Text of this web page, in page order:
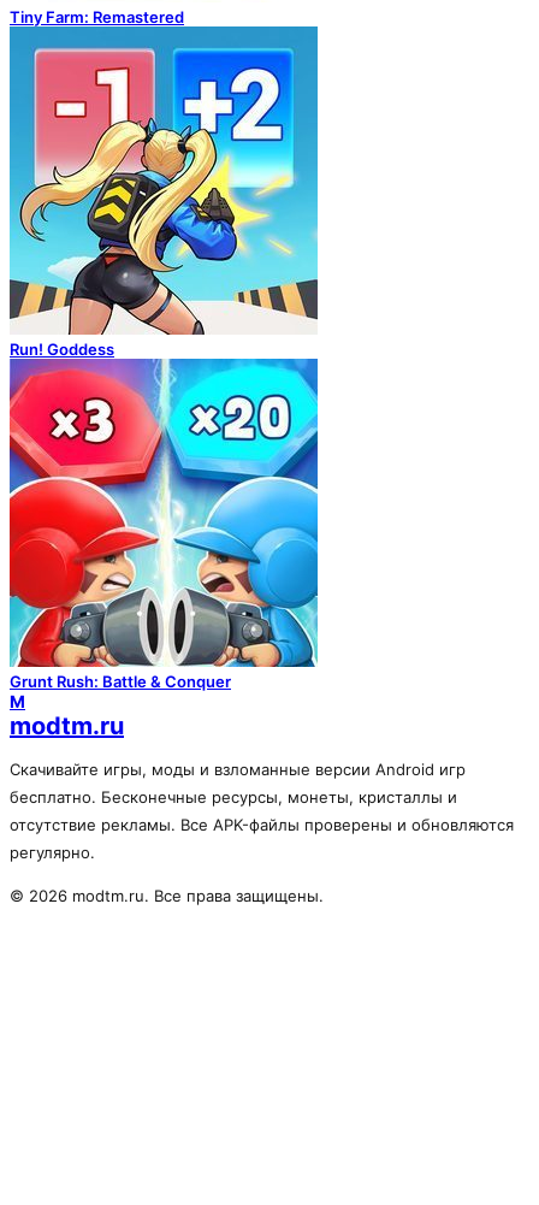
Tiny Farm: Remastered
Run! Goddess
Grunt Rush: Battle & Conquer
M
modtm.ru
Скачивайте игры, моды и взломанные версии Android игр
бесплатно. Бесконечные ресурсы, монеты, кристаллы и
отсутствие рекламы. Все APK-файлы проверены и обновляются
регулярно.
© 2026 modtm.ru. Все права защищены.